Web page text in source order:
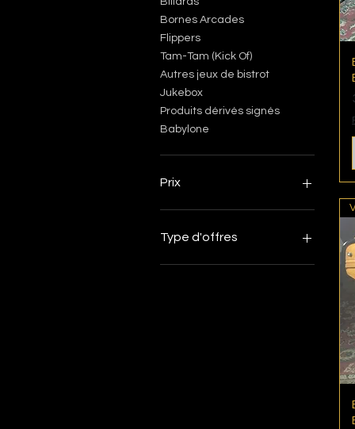
Bornes Arcades
Flippers
Tam-Tam (Kick Of)
Autres jeux de bistrot
Jukebox
Produits dérivés signés
Babylone
Prix
Type d'offres